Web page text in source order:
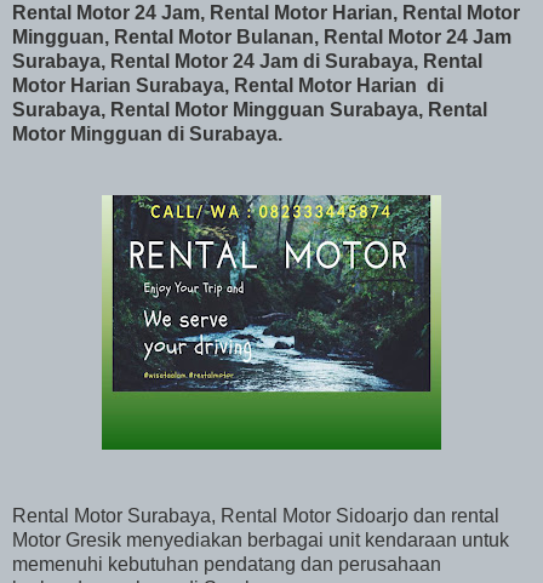
Rental Motor 24 Jam, Rental Motor Harian, Rental Motor
Mingguan, Rental Motor Bulanan, Rental Motor 24 Jam
Surabaya, Rental Motor 24 Jam di Surabaya, Rental
Motor Harian Surabaya, Rental Motor Harian di
Surabaya, Rental Motor Mingguan Surabaya, Rental
Motor Mingguan di Surabaya.
Rental Motor Surabaya, Rental Motor Sidoarjo dan rental
Motor Gresik menyediakan berbagai unit kendaraan untuk
memenuhi kebutuhan pendatang dan perusahaan